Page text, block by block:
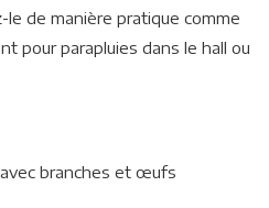
de manière pratique comme
pour parapluies dans le hall ou
branches et œufs